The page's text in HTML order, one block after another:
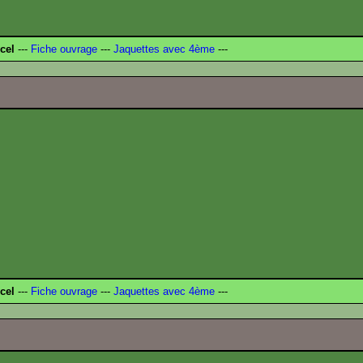
--- Fiche ouvrage --- Jaquettes avec 4ème ---
--- Fiche ouvrage --- Jaquettes avec 4ème ---